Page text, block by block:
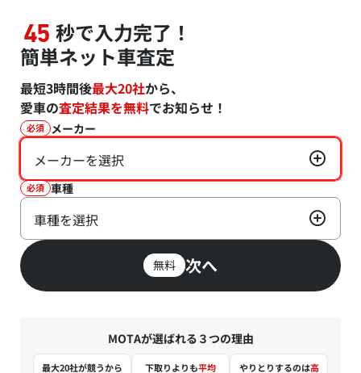
45 秒で入力完了！
簡単ネット車査定
最短3時間後最大20社から、
愛車の査定結果を無料でお知らせ！
必須 メーカー
メーカーを選択
必須 車種
車種を選択
無料 次へ
MOTAが選ばれる３つの理由
最大20社が競うから
下取りよりも平均
やりとりするのは高